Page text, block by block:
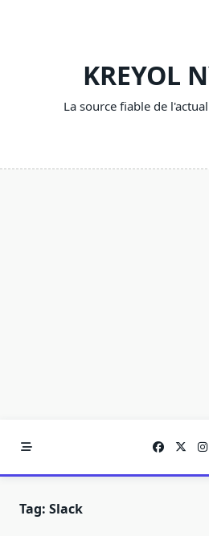
KREYOL
La source fiable de
Tag: Slack